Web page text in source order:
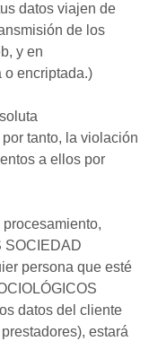
datos viajen de
de los
y en
o encriptada.)
tanto, la violación
a ellos por
SOCIEDAD
persona que esté
datos del cliente
estará